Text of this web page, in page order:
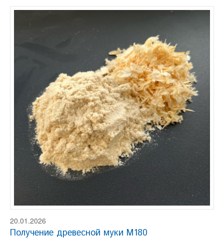
20.01.2026
Получение древесной муки М180